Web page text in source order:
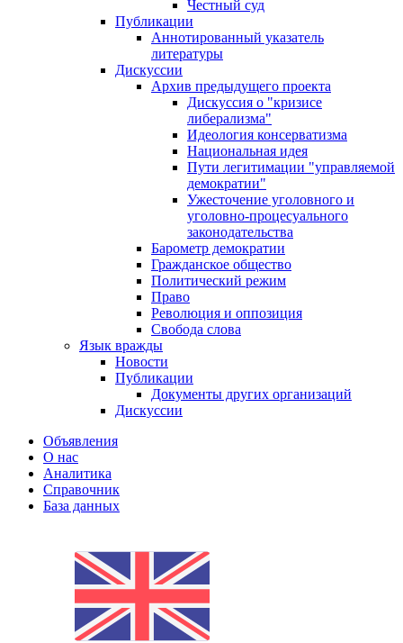
Честный суд
Публикации
Аннотированный указатель
литературы
Дискуссии
Архив предыдущего проекта
Дискуссия о "кризисе
либерализма"
Идеология консерватизма
Национальная идея
Пути легитимации "управляемой
демократии"
Ужесточение уголовного и
уголовно-процесуального
законодательства
Барометр демократии
Гражданское общество
Политический режим
Право
Революция и оппозиция
Свобода слова
Язык вражды
Новости
Публикации
Документы других организаций
Дискуссии
Объявления
О нас
Аналитика
Справочник
База данных